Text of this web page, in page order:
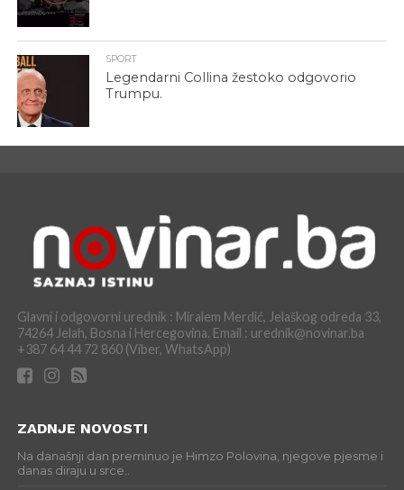
SPORT
Legendarni Collina žestoko odgovorio
Trumpu.
Glavni i odgovorni urednik : Miralem Merdić, Jelaškog odreda 33,
74264 Jelah, Bosna i Hercegovina. Email : urednik@novinar.ba
+387 64 44 72 860 (Viber, WhatsApp)
ZADNJE NOVOSTI
Na današnji dan preminuo je Himzo Polovina, njegove pjesme i
danas diraju u srce..